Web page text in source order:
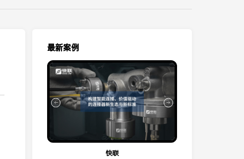
最新案例
快联